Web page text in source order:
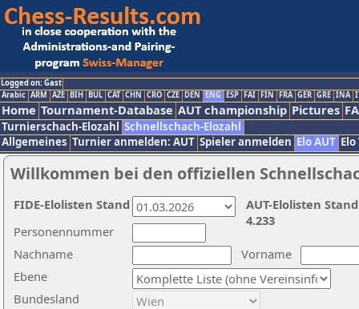
Logged on: Gast
Arabic ARM AZE BIH BUL CAT CHN CRO CZE DEN ENG ESP FAI FIN FRA GER GRE INA
Home Tournament-Database AUT championship Pictures
Turnierschach-Elozahl Schnellschach-Elozahl
Allgemeines Turnier anmelden: AUT Spieler anmelden Elo AUT
Willkommen bei den offiziellen
Nachname
Vorname
Ebene
Personennummer
Bundesland
AUT-Elolisten
4.233
FIDE-Elolisten Stand